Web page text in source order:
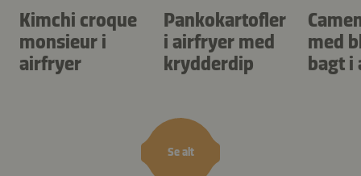
Se alt
Kimchi croque
monsieur i
airfryer
Pankokartofler
i airfryer med
krydderdip
med
bagt i